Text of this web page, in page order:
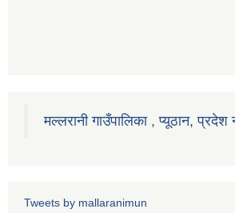
मल्लरानी गाउँपालिका , प्यूठान, प्रदेश
Tweets by mallaranimun